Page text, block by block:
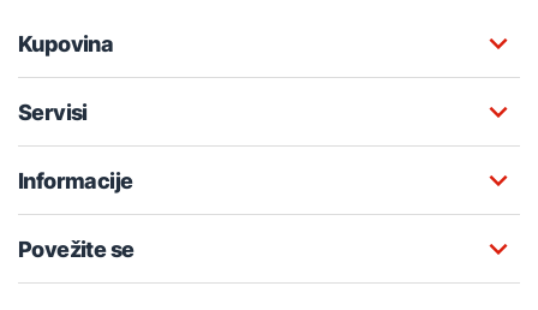
Kupovina
Servisi
Informacije
Povežite se